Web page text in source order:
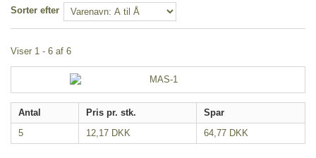
Sorter efter
Viser 1 - 6 af 6
Antal Pris pr. stk.
Spar
5
12,17 DKK 64,77 DKK